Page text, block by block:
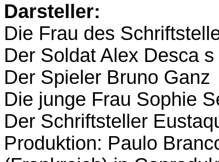
Darsteller:
Die Frau des
Der Soldat Alex Desca s
Der Spieler Bruno Ganz
Die junge Frau Sophie
Der Schriftsteller
Produktion: Paulo